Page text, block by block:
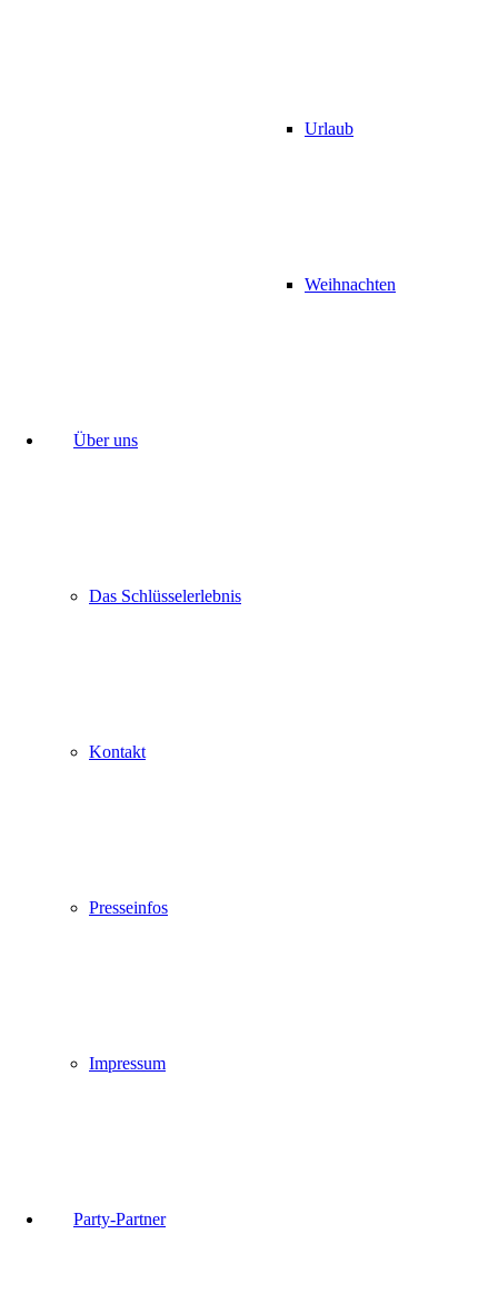
Urlaub
Weihnachten
Über uns
Das Schlüsselerlebnis
Kontakt
Presseinfos
Impressum
Party-Partner